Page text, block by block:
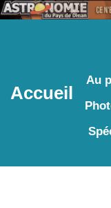
Accueil
Au